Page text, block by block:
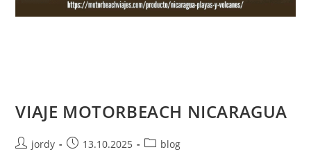
VIAJE MOTORBEACH NICARAGUA
Autorjordy
Publicación
13.10.2025
Categoría
blog